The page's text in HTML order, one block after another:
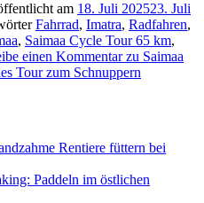
am 18. Juli 202523. Juli
Fahrrad, Imatra, Radfahren,
, Saimaa Cycle Tour 65 km,
einen Kommentarzu Saimaa
Tour zum Schnuppern
Rentiere füttern bei
Paddeln im östlichen